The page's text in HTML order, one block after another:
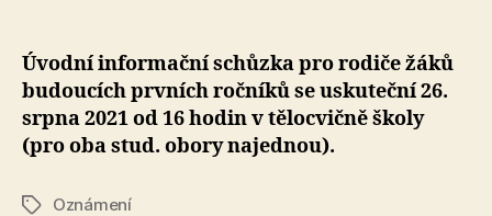
Úvodní informační schůzka pro rodiče žáků
budoucích prvních ročníků se uskuteční 26.
srpna 2021 od 16 hodin v tělocvičně školy
(pro oba stud. obory najednou).
ŠtítkyOznámení